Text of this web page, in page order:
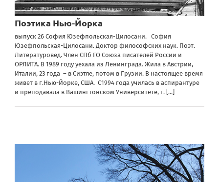
Поэтика Нью-Йорка
выпуск 26 София Юзефпольская-Цилосани. София
Юзефпольская-Цилосани. Доктор философских наук. Поэт.
Литературовед. Член СПб ГО Союза писателей России и
ОРЛИТА. В 1989 году уехала из Ленинграда. Жила в Австрии,
Италии, 23 года – в Сиэтле, потом в Грузии. В настоящее время
живет в г.Нью-Йорке, США. С1994 года училась в аспирантуре
и преподавала в Вашингтонском Университете, г. [...]